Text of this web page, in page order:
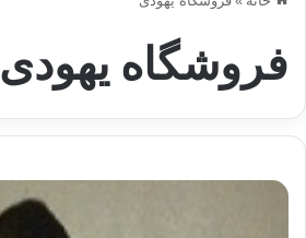
فروشگاه یهودی